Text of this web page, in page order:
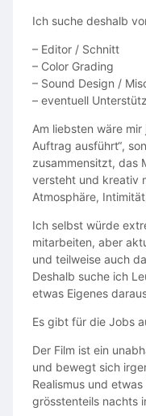
Ich suche deshalb
– Editor / Schnitt
– Color Grading
– Sound Design /
– eventuell
Am liebsten wäre
Auftrag ausführt“,
zusammensitzt, das
versteht und kreativ
Atmosphäre,
Ich selbst würde
mitarbeiten, aber
und teilweise auch
Deshalb suche ich
etwas Eigenes
Es gibt für die Jobs
Der Film ist ein
und bewegt sich
Realismus und
grösstenteils nachts